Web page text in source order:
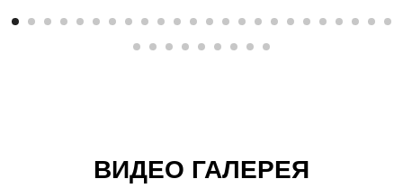
ВИДЕО ГАЛЕРЕЯ